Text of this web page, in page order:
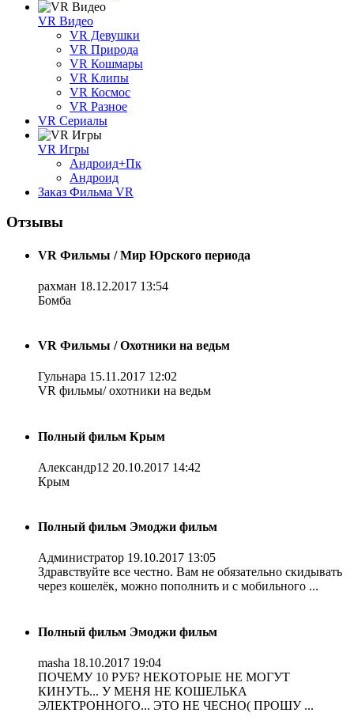
VR Видео
VR Девушки
VR Природа
VR Кошмары
VR Клипы
VR Космос
VR Разное
VR Сериалы
VR Игры
Андроид+Пк
Андроид
Заказ Фильма VR
Отзывы
VR Фильмы / Мир Юрского периода
рахман 18.12.2017 13:54
Бомба
VR Фильмы / Охотники на ведьм
Гульнара 15.11.2017 12:02
VR фильмы/ охотники на ведьм
Полный фильм Крым
Александр12 20.10.2017 14:42
Крым
Полный фильм Эмоджи фильм
Администратор 19.10.2017 13:05
Здравствуйте все честно. Вам не обязательно скидывать
через кошелёк, можно пополнить и с мобильного ...
Полный фильм Эмоджи фильм
masha 18.10.2017 19:04
ПОЧЕМУ 10 РУБ? НЕКОТОРЫЕ НЕ МОГУТ
КИНУТЬ... У МЕНЯ НЕ КОШЕЛЬКА
ЭЛЕКТРОННОГО... ЭТО НЕ ЧЕСНО( ПРОШУ ...